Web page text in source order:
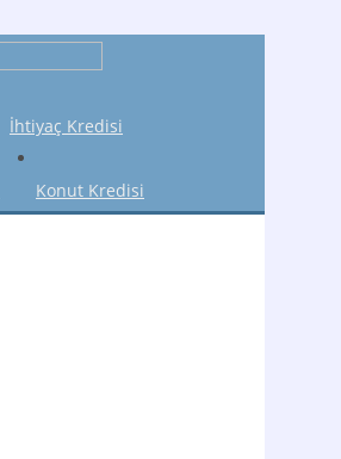
İhtiyaç Kredisi
Konut Kredisi